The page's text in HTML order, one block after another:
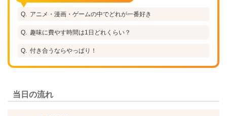
アニメ・漫画・ゲームの中でどれが一番好き
趣味に費やす時間は1日どれくらい？
付き合うならやっぱり！
当日の流れ